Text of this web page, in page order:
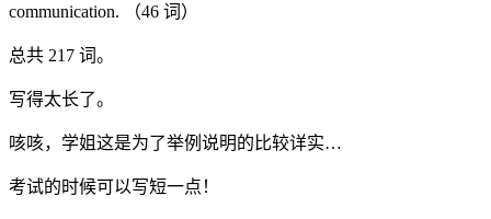
communication. （46 词）
总共 217 词。
写得太长了。
咳咳，学姐这是为了举例说明的比较详实…
考试的时候可以写短一点！